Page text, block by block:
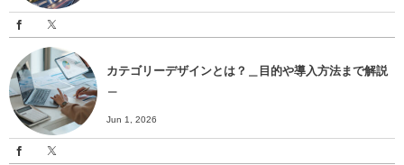
カテゴリーデザインとは？＿目的や導入方法まで解説
Jun 1, 2026